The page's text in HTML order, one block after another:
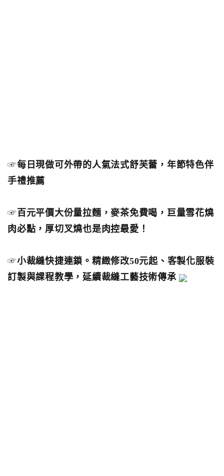
☞每日現做可外帶的人氣法式舒芙蕾，年節特色伴
手禮推薦
☞ 百元平價大份量拉麵，麥茶免費喝，巨量雪花燒
肉必點，厚切叉燒也是肉控最愛！
☞小裁縫快捷連鎖。精緻修改50元起、客製化服裝
訂製與課程教學，延續裁縫工藝技術傳承